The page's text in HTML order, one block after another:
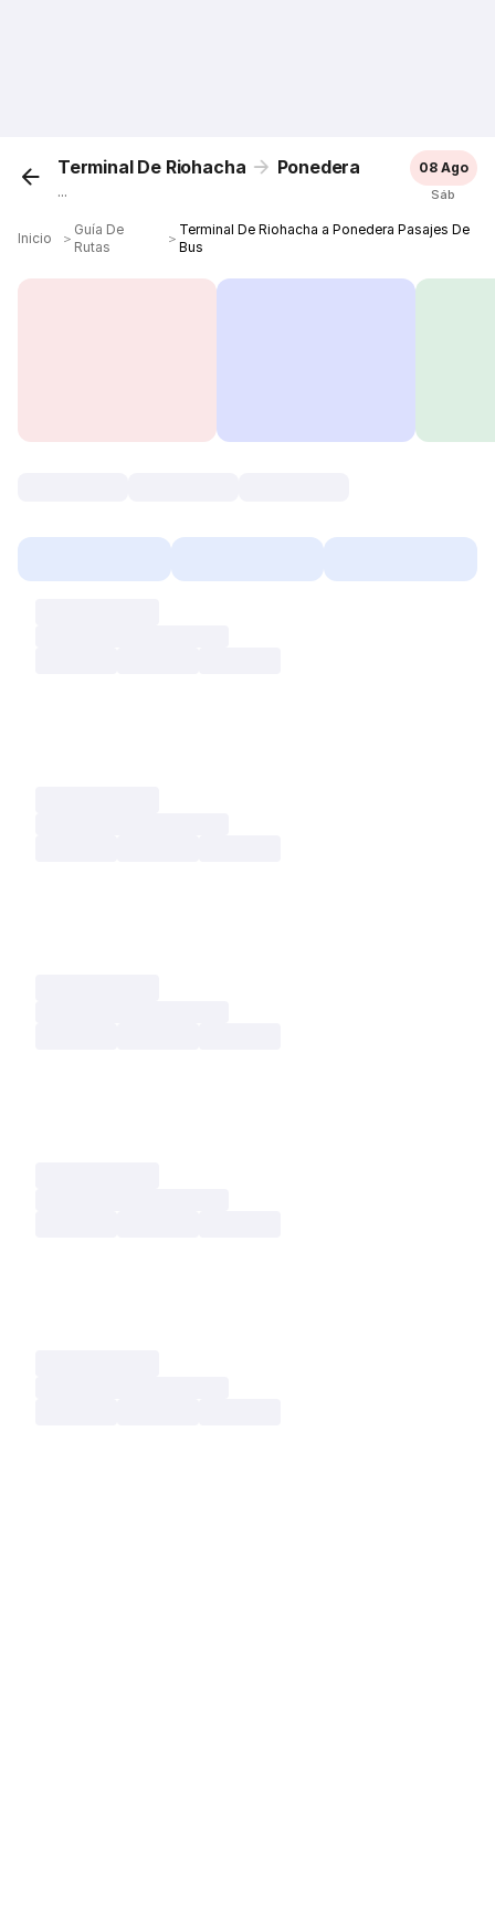
Terminal De Riohacha Ponedera
...
08 Ago
Sáb
Inicio ＞
Guía De
Rutas
＞
Terminal De Riohacha a Ponedera Pasajes De
Bus